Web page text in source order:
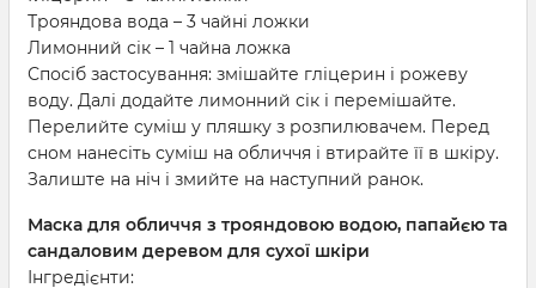
Трояндова вода – 3 чайні ложки
Лимонний сік – 1 чайна ложка
Спосіб застосування: змішайте гліцерин і рожеву
воду. Далі додайте лимонний сік і перемішайте.
Перелийте суміш у пляшку з розпилювачем. Перед
сном нанесіть суміш на обличчя і втирайте її в шкіру.
Залиште на ніч і змийте на наступний ранок.
Маска для обличчя з трояндовою водою, папайєю та
сандаловим деревом для сухої шкіри
Інгредієнти: